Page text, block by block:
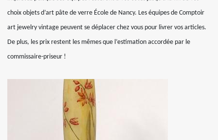
choix objets d’art pâte de verre École de Nancy. Les équipes de Comptoir
art jewelry vintage peuvent se déplacer chez vous pour livrer vos articles.
De plus, les prix restent les mêmes que l’estimation accordée par le
commissaire-priseur !